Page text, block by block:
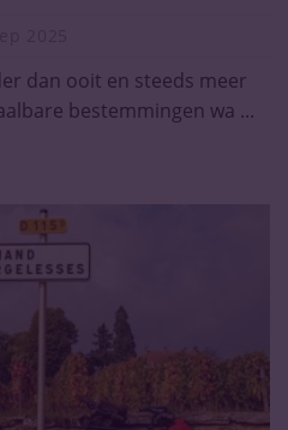
dan ooit en steeds meer
bestemmingen wa ...